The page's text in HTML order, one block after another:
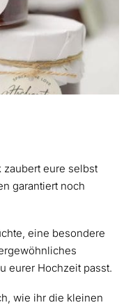
zaubert eure selbst
garantiert noch
eine besondere
eurer Hochzeit passt.
wie ihr die kleinen